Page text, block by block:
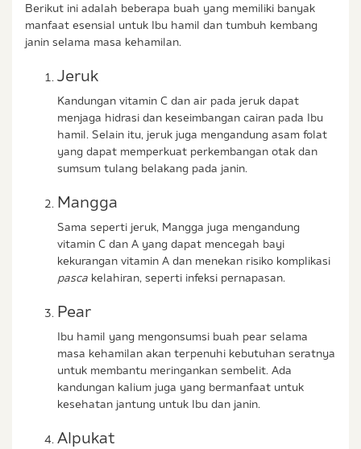
Berikut ini adalah beberapa buah yang memiliki banyak
manfaat esensial untuk Ibu hamil dan tumbuh kembang
janin selama masa kehamilan.
Jeruk
Kandungan vitamin C dan air pada jeruk dapat
menjaga hidrasi dan keseimbangan cairan pada Ibu
hamil. Selain itu, jeruk juga mengandung asam folat
yang dapat memperkuat perkembangan otak dan
sumsum tulang belakang pada janin.
Mangga
Sama seperti jeruk, Mangga juga mengandung
vitamin C dan A yang dapat mencegah bayi
kekurangan vitamin A dan menekan risiko komplikasi
pasca kelahiran, seperti infeksi pernapasan.
Pear
Ibu hamil yang mengonsumsi buah pear selama
masa kehamilan akan terpenuhi kebutuhan seratnya
untuk membantu meringankan sembelit. Ada
kandungan kalium juga yang bermanfaat untuk
kesehatan jantung untuk Ibu dan janin.
Alpukat